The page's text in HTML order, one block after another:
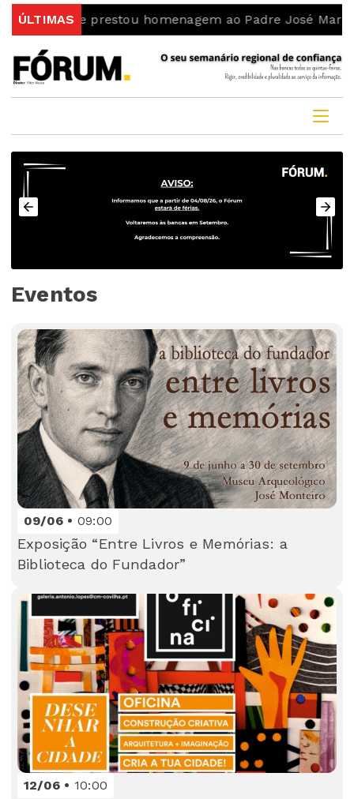
ÚLTIMAS
da Torre prestou homenagem ao Padre José Martins
Eventos
09/06 09:00
Exposição “Entre Livros e Memórias: a
Biblioteca do Fundador”
12/06 10:00